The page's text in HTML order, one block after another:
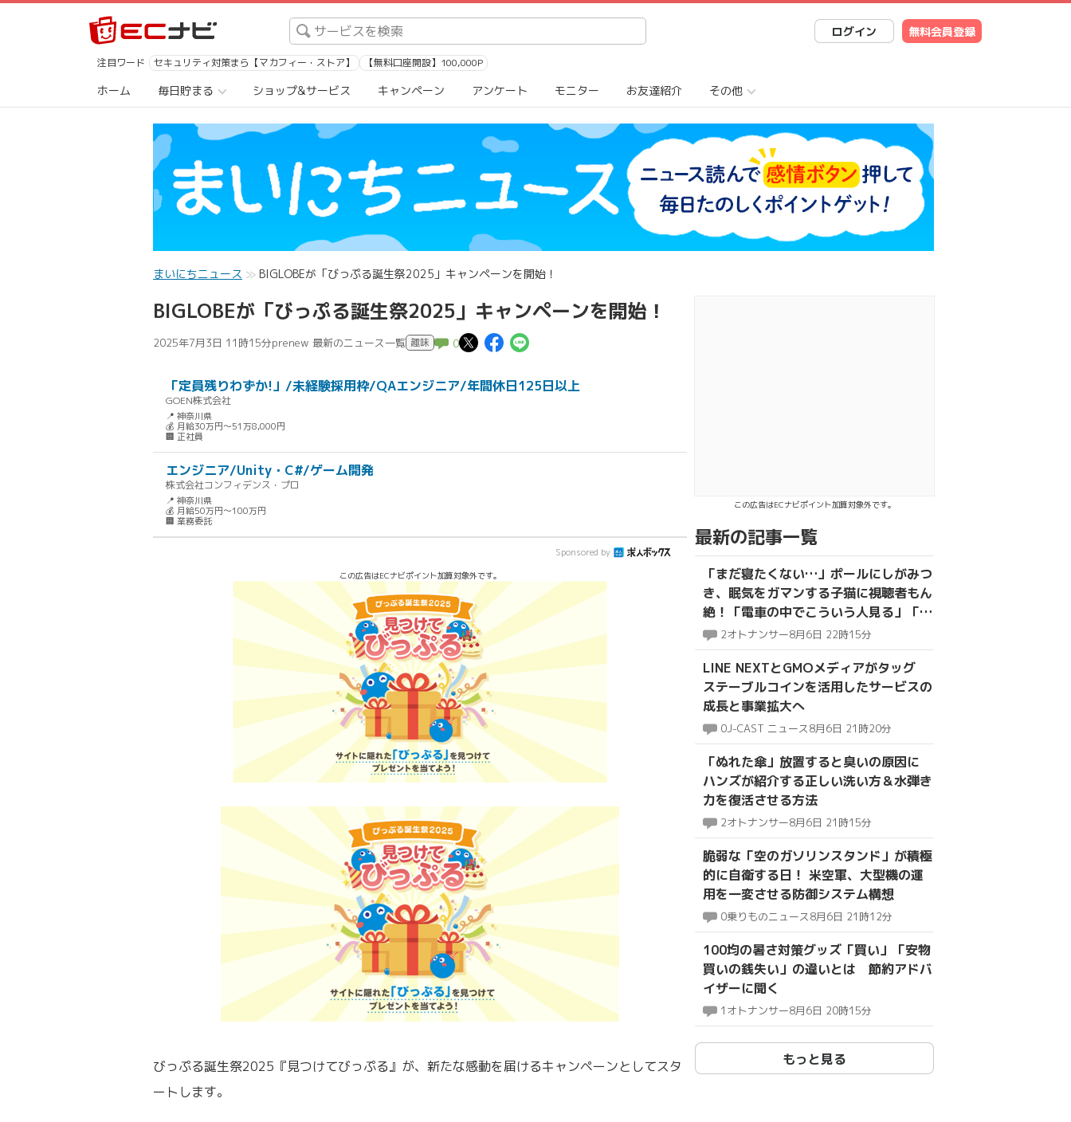
ログイン 無料会員登録
注目ワード セキュリティ対策まら【マカフィー・ストア】 【無料口座開設】100,000P
ホーム 毎日貯まる ショップ&サービス キャンペーン アンケート モニター お友達紹介 その他
まいにちニュース BIGLOBEが「びっぷる誕生祭2025」キャンペーンを開始！
BIGLOBEが「びっぷる誕生祭2025」キャンペーンを開始！
2025年7月3日 11時15分prenew 最新のニュース一覧 趣味 0 この記事についてポスト
この記事についてFacebookでシェア
「定員残りわずか!」/未経験採用枠/QAエンジニア/年間休日125日以上
GOEN株式会社
📍 神奈川県
💰 月給30万円～51万8,000円
🏢 正社員
エンジニア/Unity・C#/ゲーム開発
株式会社コンフィデンス・プロ
📍 神奈川県
💰 月給50万円～100万円
🏢 業務委託
Sponsored by
この広告はECナビポイント加算対象外です。
びっぷる誕生祭2025『見つけてびっぷる』が、新たな感動を届けるキャンペーンとしてスタ
ートします。
この広告はECナビポイント加算対象外です。
最新の記事一覧
「まだ寝たくない…」ポールにしがみつ
き、眠気をガマンする子猫に視聴者もん
絶！「電車の中でこういう人見る」「か
わいいは正義」
2オトナンサー8月6日 22時15分
LINE NEXTとGMOメディアがタッグ
ステーブルコインを活用したサービスの
成長と事業拡大へ
0J-CAST ニュース8月6日 21時20分
「ぬれた傘」放置すると臭いの原因に
ハンズが紹介する正しい洗い方＆水弾き
力を復活させる方法
2オトナンサー8月6日 21時15分
脆弱な「空のガソリンスタンド」が積極
的に自衛する日！ 米空軍、大型機の運
用を一変させる防御システム構想
0乗りものニュース8月6日 21時12分
100均の暑さ対策グッズ「買い」「安物
買いの銭失い」の違いとは 節約アドバ
イザーに聞く
1 オトナンサー8月6日 20時15分
もっと見る